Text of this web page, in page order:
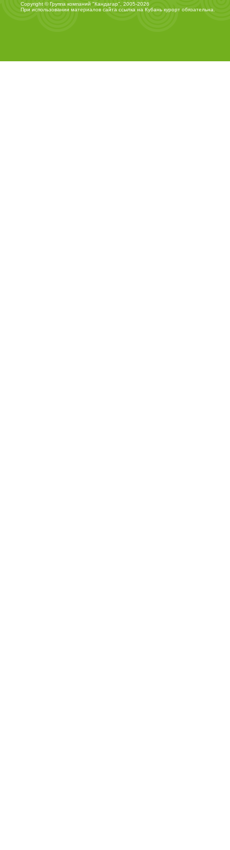
Copyright © Группа компаний "Кандагар", 2005-2026
При использовании материалов сайта ссылка на Кубань курортобязательна.